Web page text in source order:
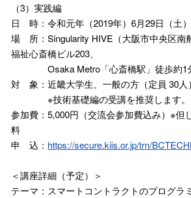
（3）実践編
日 時：令和元年（2019年）6月29日（土
場 所：Singularity HIVE（大阪市中央区
福祉心斎橋ビル203、
Osaka Metro「心斎橋駅」徒歩約1
対 象：近畿大学生、一般の方（定員 30人）
※技術基礎編の受講を推奨します。
参加費：5,000円（交流会参加費込み）※但
料
申 込： https://secure.kiis.or.jp/trn/
＜講座詳細（予定）＞
テーマ：スマートコントラクトのプログラ